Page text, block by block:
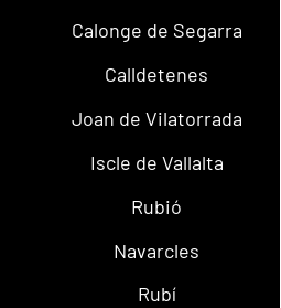
Calonge de Segarra
Calldetenes
Joan de Vilatorrada
Iscle de Vallalta
Rubió
Navarcles
Rubí